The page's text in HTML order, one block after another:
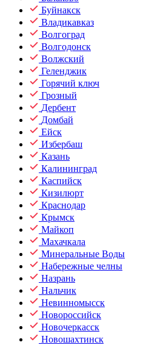
Буйнакск
Владикавказ
Волгоград
Волгодонск
Волжский
Геленджик
Горячий ключ
Грозный
Дербент
Домбай
Ейск
Избербаш
Казань
Калининград
Каспийск
Кизилюрт
Краснодар
Крымск
Майкоп
Махачкала
Минеральные Воды
Набережные челны
Назрань
Нальчик
Невинномысск
Новороссийск
Новочеркасск
Новошахтинск